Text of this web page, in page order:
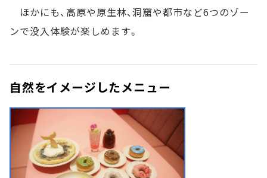
ほかにも、高原や原生林、洞窟や都市など6つのゾー
ンで没入体験が楽しめます。
自然をイメージしたメニュー